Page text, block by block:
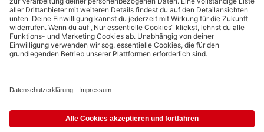
Bezahlmethoden:
© 2026 tonies GmbH